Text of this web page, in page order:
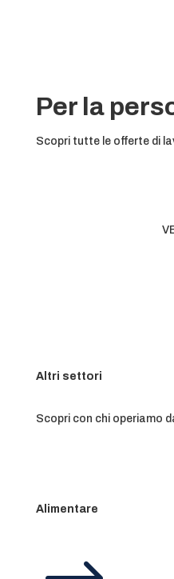
Per la
Scopri tutte le offerte di
Altri settori
Scopri con chi operiamo
Alimentare